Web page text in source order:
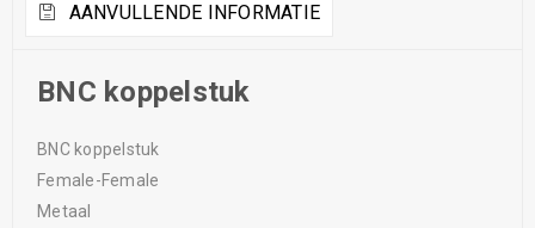
AANVULLENDE INFORMATIE
BNC koppelstuk
BNC koppelstuk
Female-Female
Metaal